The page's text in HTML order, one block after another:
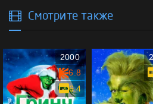
Смотрите также
2000
6.8
6.4